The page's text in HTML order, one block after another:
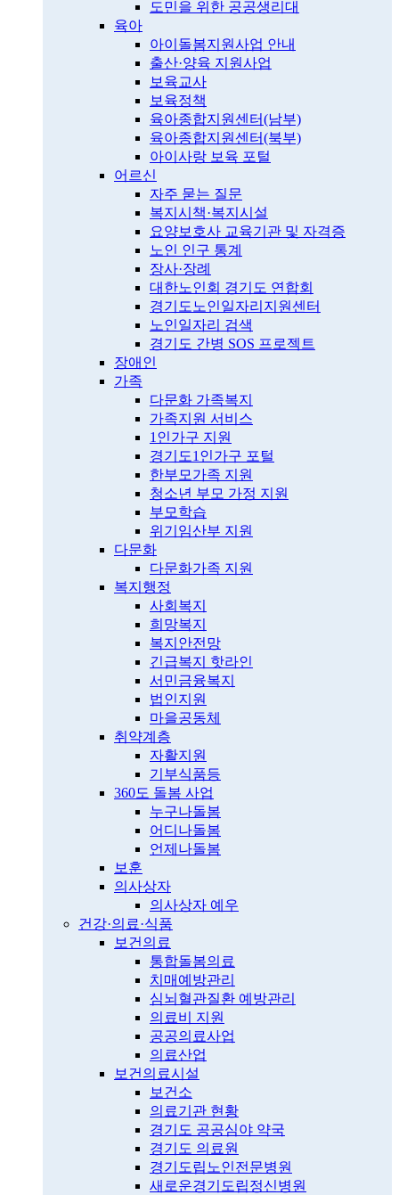
도민을 위한 공공생리대
육아
아이돌봄지원사업 안내
출산·양육 지원사업
보육교사
보육정책
육아종합지원센터(남부)
육아종합지원센터(북부)
아이사랑 보육 포털
어르신
자주 묻는 질문
복지시책·복지시설
요양보호사 교육기관 및 자격증
노인 인구 통계
장사·장례
대한노인회 경기도 연합회
경기도노인일자리지원센터
노인일자리 검색
경기도 간병 SOS 프로젝트
장애인
가족
다문화 가족복지
가족지원 서비스
1인가구 지원
경기도1인가구 포털
한부모가족 지원
청소년 부모 가정 지원
부모학습
위기임산부 지원
다문화
다문화가족 지원
복지행정
사회복지
희망복지
복지안전망
긴급복지 핫라인
서민금융복지
법인지원
마을공동체
취약계층
자활지원
기부식품등
360도 돌봄 사업
누구나돌봄
어디나돌봄
언제나돌봄
보훈
의사상자
의사상자 예우
건강·의료·식품
보건의료
통합돌봄의료
치매예방관리
심뇌혈관질환 예방관리
의료비 지원
공공의료사업
의료산업
보건의료시설
보건소
의료기관 현황
경기도 공공심야 약국
경기도 의료원
경기도립노인전문병원
새로운경기도립정신병원